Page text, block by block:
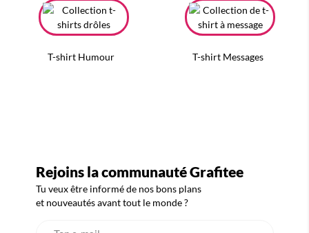
T-shirt Humour T-shirt Messages
Rejoins la communauté Grafitee
Tu veux être informé de nos bons plans
et nouveautés avant tout le monde ?